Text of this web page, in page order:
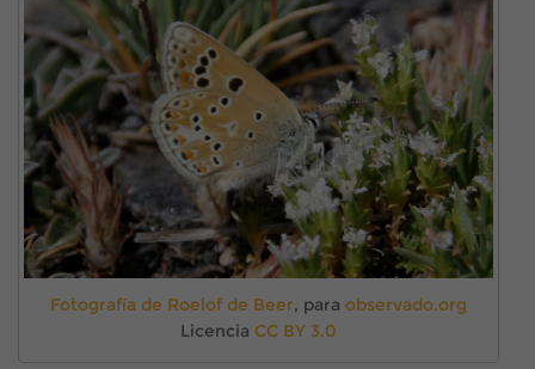
Fotografía de Roelof de Beer, para observado.org
Licencia CC BY 3.0